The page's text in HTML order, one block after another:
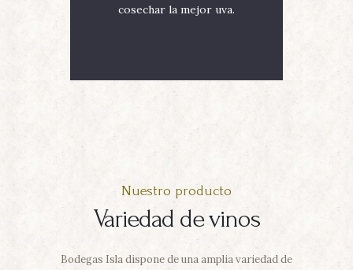
cosechar la mejor uva.
Nuestro producto
Variedad de vinos
Bodegas Isla dispone de una amplia variedad de